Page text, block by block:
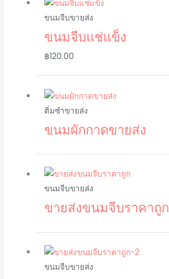
ขนมจีบขายส่ง
ขนมจีบแช่แข็ง
฿120.00
ติ่มซำขายส่ง
ขนมผักกาดขายส่ง
ขนมจีบขายส่ง
ขายส่งขนมจีบราคาถูก
ขนมจีบขายส่ง